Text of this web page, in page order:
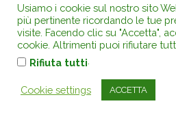
Tribunale UE
Tribunali di Merito
Categorie – Tag
Acqua – Inquinamento idrico
Usiamo i cookie sul nostro sito
più pertinente ricordando le tue
visite. Facendo clic su "Accetta",
cookie. Altrimenti puoi rifiutare
Rifiuta tutti
Cookie settings ACCETTA